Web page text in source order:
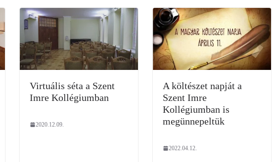
Virtuális séta a Szent
Imre Kollégiumban
2020.12.09.
A költészet napját a
Szent Imre
Kollégiumban is
megünnepeltük
2022.04.12.